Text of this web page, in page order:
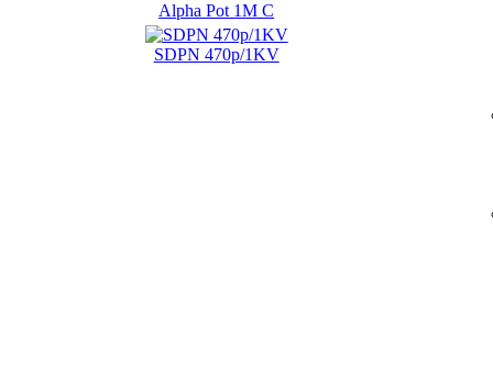
Alpha Pot 1M C
SDPN 470p/1KV